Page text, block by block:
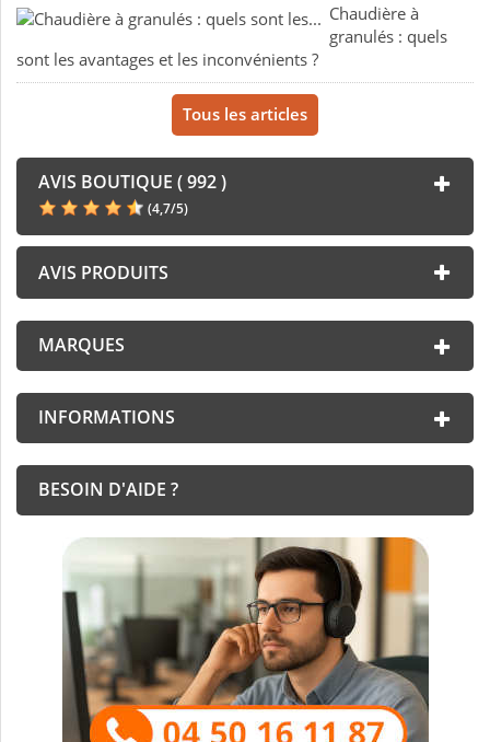
Chaudière à
granulés : quels
sont les avantages et les inconvénients ?
Tous les articles
AVIS BOUTIQUE ( 992 )
(4,7/5)
AVIS PRODUITS
MARQUES
INFORMATIONS
BESOIN D'AIDE ?